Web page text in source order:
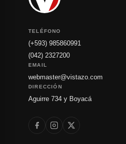
TELÉFONO
(+593) 985860991
(042) 2327200
EMAIL
webmaster@vistazo.com
DIRECCIÓN
Aguirre 734 y Boyacá